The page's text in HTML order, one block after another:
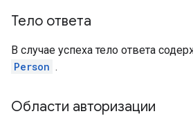
Тело ответа
В случае успеха тело ответа
Person .
Области авторизации